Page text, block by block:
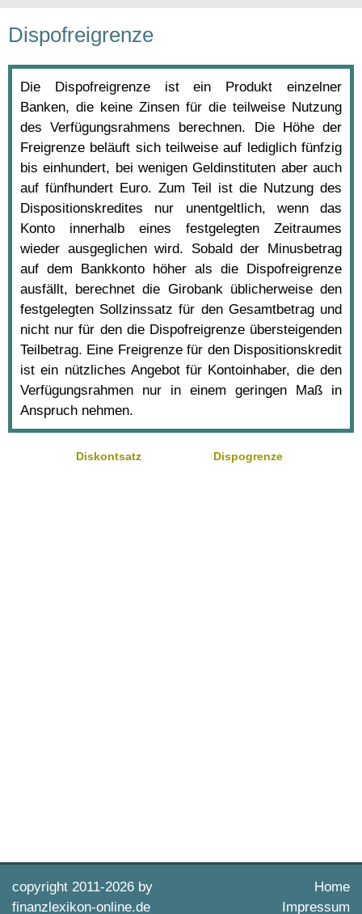
Dispofreigrenze
Die Dispofreigrenze ist ein Produkt einzelner
Banken, die keine Zinsen für die teilweise Nutzung
des Verfügungsrahmens berechnen. Die Höhe der
Freigrenze beläuft sich teilweise auf lediglich fünfzig
bis einhundert, bei wenigen Geldinstituten aber auch
auf fünfhundert Euro. Zum Teil ist die Nutzung des
Dispositionskredites nur unentgeltlich, wenn das
Konto innerhalb eines festgelegten Zeitraumes
wieder ausgeglichen wird. Sobald der Minusbetrag
auf dem Bankkonto höher als die Dispofreigrenze
ausfällt, berechnet die Girobank üblicherweise den
festgelegten Sollzinssatz für den Gesamtbetrag und
nicht nur für den die Dispofreigrenze übersteigenden
Teilbetrag. Eine Freigrenze für den Dispositionskredit
ist ein nützliches Angebot für Kontoinhaber, die den
Verfügungsrahmen nur in einem geringen Maß in
Anspruch nehmen.
Diskontsatz Dispogrenze
copyright 2011-2026 by
finanzlexikon-online.de
Home
Impressum